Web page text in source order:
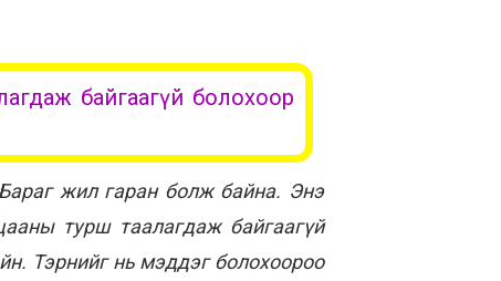
байгаагүй болохоор
жил гаран болж байна. Энэ
турш таалагдаж байгаагүй
Тэрнийг нь мэддэг болохоороо